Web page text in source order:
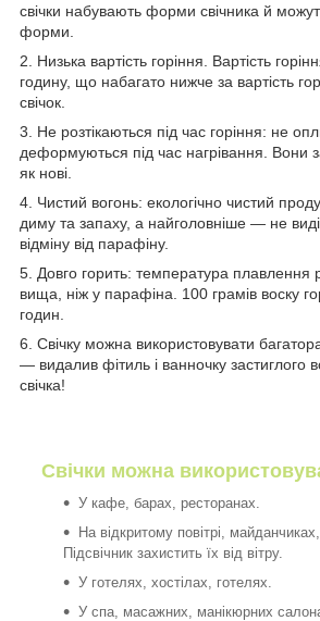
свічки набувають форми свічника й
форми.
2. Низька вартість горіння. Вартість
годину, що набагато нижче за вартість
свічок.
3. Не розтікаються під час горіння: не
деформуються під час нагрівання. Вони
як нові.
4. Чистий вогонь: екологічно чистий
диму та запаху, а найголовніше — не
відміну від парафіну.
5. Довго горить: температура плавлення
вища, ніж у парафіна. 100 грамів воску
годин.
6. Свічку можна використовувати
— видалив фітиль і ванночку застиглого
свічка!
Свічки можна
У кафе, барах, ресторанах.
На відкритому повітрі,
Підсвічник захистить їх від вітру.
У готелях, хостілах, готелях.
У спа, масажних, манікюрних